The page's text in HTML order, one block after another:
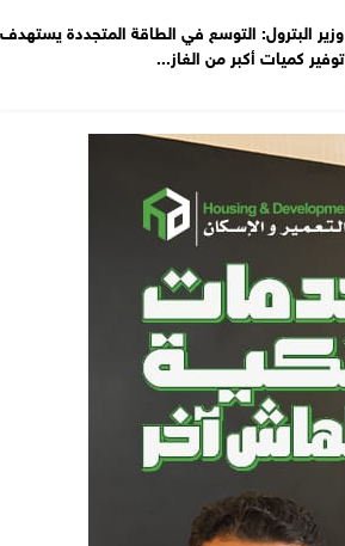
وزير البترول: التوسع في الطاقة المتجددة يستهدف
توفير كميات أكبر من الغاز...